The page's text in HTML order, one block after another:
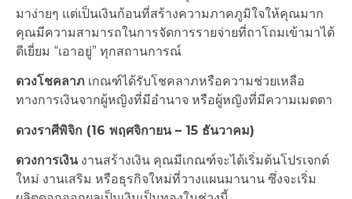
มาง่ายๆ แต่เป็นเงินก้อนที่สร้างความภาคภูมิใจให้คุณมาก
คุณมีความสามารถในการจัดการรายจ่ายที่ถาโถมเข้ามาได้
ดีเยี่ยม “เอาอยู่” ทุกสถานการณ์
ดวงโชคลาภ เกณฑ์ได้รับโชคลาภหรือความช่วยเหลือ
ทางการเงินจากผู้หญิงที่มีอำนาจ หรือผู้หญิงที่มีความเมตตา
ดวงราศีพิจิก (16 พฤศจิกายน – 15 ธันวาคม)
ดวงการเงินงานสร้างเงิน คุณมีเกณฑ์จะได้เริ่มต้นโปรเจกต์
ใหม่ งานเสริม หรือธุรกิจใหม่ที่วางแผนมานาน ซึ่งจะเริ่ม